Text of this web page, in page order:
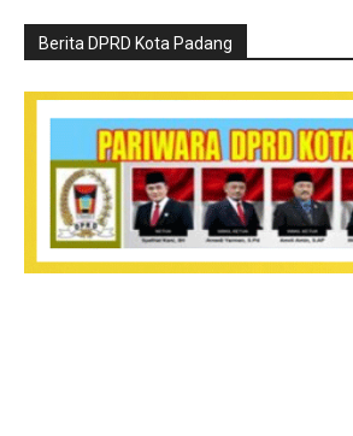
Berita DPRD Kota Padang